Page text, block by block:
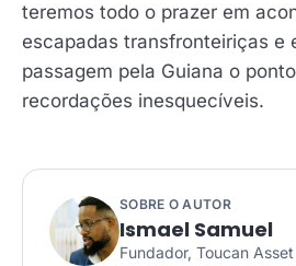
teremos todo o prazer em
escapadas transfronteiriças e
passagem pela Guiana o
recordações inesquecíveis.
SOBRE O AUTOR
Ismael Samuel
Fundador, Toucan